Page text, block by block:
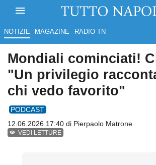
NOTIZIE MAGAZINE RADIO TN
Mondiali cominciati!
"Un privilegio
chi vedo favorito"
PODCAST
12.06.2026 17:40 di Pierpaolo Matrone
VEDI LETTURE